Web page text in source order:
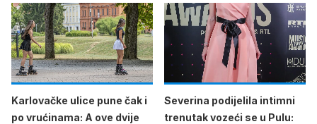
Karlovačke ulice pune čak i
po vrućinama: A ove dvije
Severina podijelila intimni
trenutak vozeći se u Pulu: